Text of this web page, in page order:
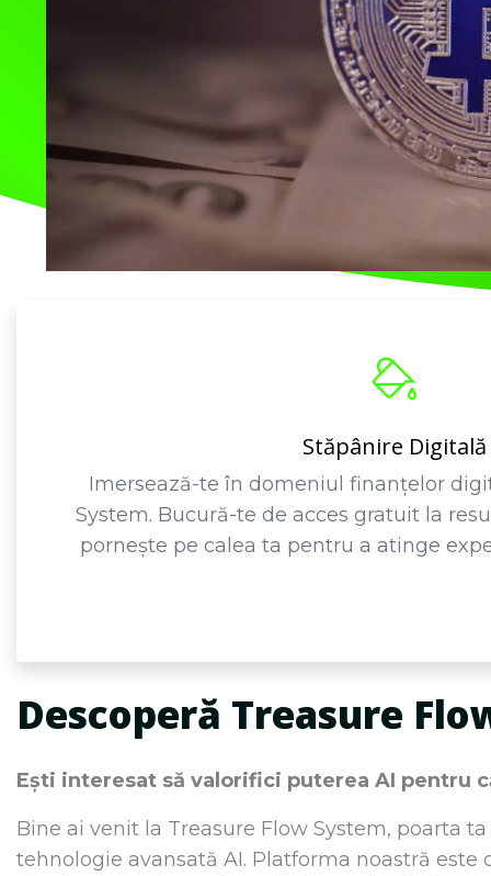
Stăpânire Digitală
Imersează-te în domeniul finanțelor
System. Bucură-te de acces gratuit la
pornește pe calea ta pentru a atinge
Descoperă Treasure
Ești interesat să valorifici puterea AI pentru
Bine ai venit la Treasure Flow System, poarta
tehnologie avansată AI. Platforma noastră